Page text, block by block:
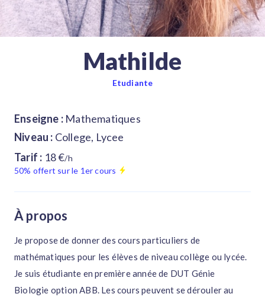
Mathilde
Etudiante
Enseigne : Mathematiques
Niveau : College, Lycee
Tarif : 18 €/h
50% offert sur le 1er cours
À propos
Je propose de donner des cours particuliers de
mathématiques pour les élèves de niveau collège ou lycée.
Je suis étudiante en première année de DUT Génie
Biologie option ABB. Les cours peuvent se dérouler au